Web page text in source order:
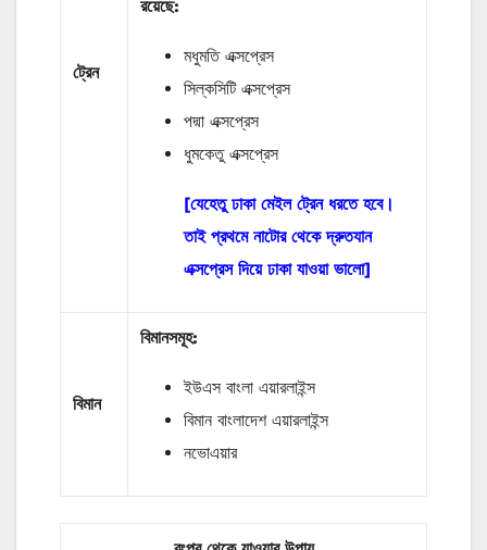
ট্রেন
রয়েছে:
মধুমতি এক্সপ্রেস
সিল্কসিটি এক্সপ্রেস
পদ্মা এক্সপ্রেস
ধুমকেতু এক্সপ্রেস
[যেহেতু ঢাকা মেইল ট্রেন ধরতে হবে।
তাই প্রথমে নাটোর থেকে দ্রুতযান
এক্সপ্রেস দিয়ে ঢাকা যাওয়া ভালো]
বিমান
বিমানসমূহ:
ইউএস বাংলা এয়ারলাইন্স
বিমান বাংলাদেশ এয়ারলাইন্স
নভোএয়ার